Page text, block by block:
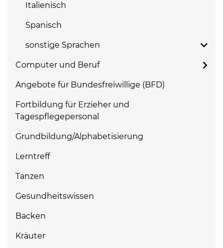
Italienisch
Spanisch
sonstige Sprachen
Computer und Beruf
Angebote für Bundesfreiwillige (BFD)
Fortbildung für Erzieher und
Tagespflegepersonal
Grundbildung/Alphabetisierung
Lerntreff
Tanzen
Gesundheitswissen
Backen
Kräuter